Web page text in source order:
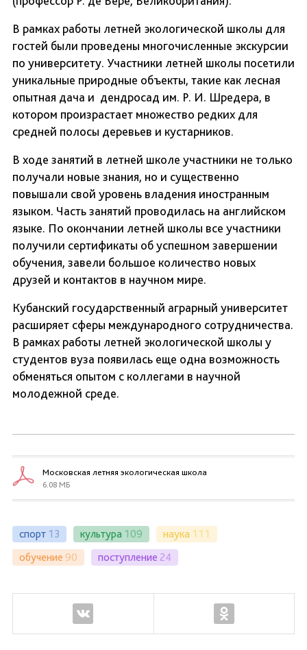
В рамках работы летней экологической школы для
гостей были проведены многочисленные экскурсии
по университету. Участники летней школы посетили
уникальные природные объекты, такие как лесная
опытная дача и дендросад им. Р. И. Шредера, в
котором произрастает множество редких для
средней полосы деревьев и кустарников.
В ходе занятий в летней школе участники не только
получали новые знания, но и существенно
повышали свой уровень владения иностранным
языком. Часть занятий проводилась на английском
языке. По окончании летней школы все участники
получили сертификаты об успешном завершении
обучения, завели большое количество новых
друзей и контактов в научном мире.
Кубанский государственный аграрный университет
расширяет сферы международного сотрудничества.
В рамках работы летней экологической школы у
студентов вуза появилась еще одна возможность
обменяться опытом с коллегами в научной
молодежной среде.
Московская летняя экологическая школа
6.08 МБ
спорт 13 культура 109 наука 111
обучение 90 поступление 24